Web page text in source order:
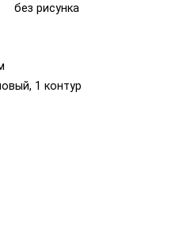
без рисунка
1 контур